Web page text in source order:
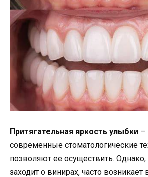
Притягательная яркость улыбки –
современные стоматологические
позволяют ее осуществить. Однако,
заходит о винирах, часто возникает